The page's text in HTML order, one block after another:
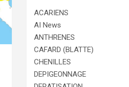
ACARIENS
AI News
ANTHRENES
CAFARD (BLATTE)
CHENILLES
DEPIGEONNAGE